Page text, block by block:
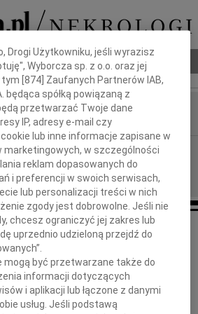
pogrzebowy
02.05.1952 - 11.02.2020
Mój Największy i Jedyny Przyjaciel
Drogi Użytkowniku, jeśli wyrazisz
Wyborcza sp. z o.o. oraz jej
tym [874 ] Zaufanych Partnerów IAB,
będąca spółką powiązaną z
przetwarzać Twoje dane
IP, adresy e-mail czy
lub inne informacje zapisane w
marketingowych, w szczególności
reklam dopasowanych do
i preferencji w swoich serwisach,
lub personalizacji treści w nich
zgody jest dobrowolne. Jeśli nie
chcesz ograniczyć jej zakres lub
uprzednio udzieloną przejdź do
mogą być przetwarzane także do
informacji dotyczących
i aplikacji lub łączone z danymi
usług. Jeśli podstawą